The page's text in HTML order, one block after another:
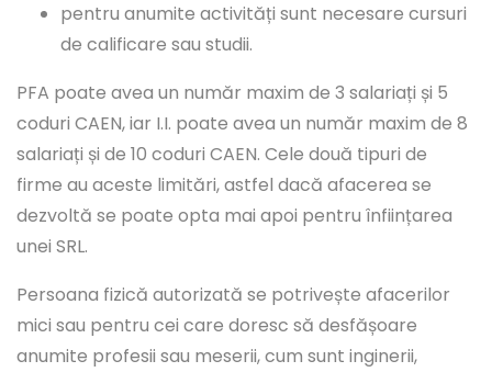
pentru anumite activități sunt necesare cursuri
de calificare sau studii.
PFA poate avea un număr maxim de 3 salariați și 5
coduri CAEN, iar I.I. poate avea un număr maxim de 8
salariați și de 10 coduri CAEN. Cele două tipuri de
firme au aceste limitări, astfel dacă afacerea se
dezvoltă se poate opta mai apoi pentru înființarea
unei SRL.
Persoana fizică autorizată se potrivește afacerilor
mici sau pentru cei care doresc să desfășoare
anumite profesii sau meserii, cum sunt inginerii,